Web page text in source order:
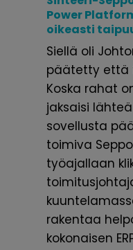
Power
oikeasti
Siellä oli
päätetty että
Koska rahat
jaksaisi
sovellusta
toimiva
työajallaan
rakentaa
kokonaisen